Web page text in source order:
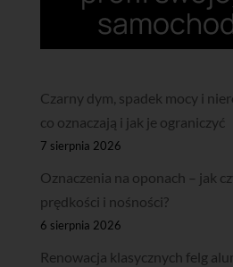
Czarny dym, spadek mocy i
co oznaczają i jak je ograniczyć
7 sierpnia 2026
Oznaczenia na oponach – jak
prędkości i nośności?
6 sierpnia 2026
Renowacja klasycznych felg